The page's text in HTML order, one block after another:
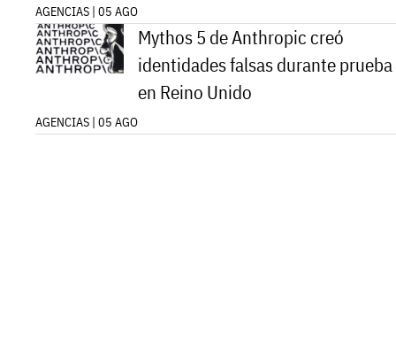
AGENCIAS | 05 AGO
Mythos 5 de Anthropic creó
identidades falsas durante prueba
en Reino Unido
AGENCIAS | 05 AGO